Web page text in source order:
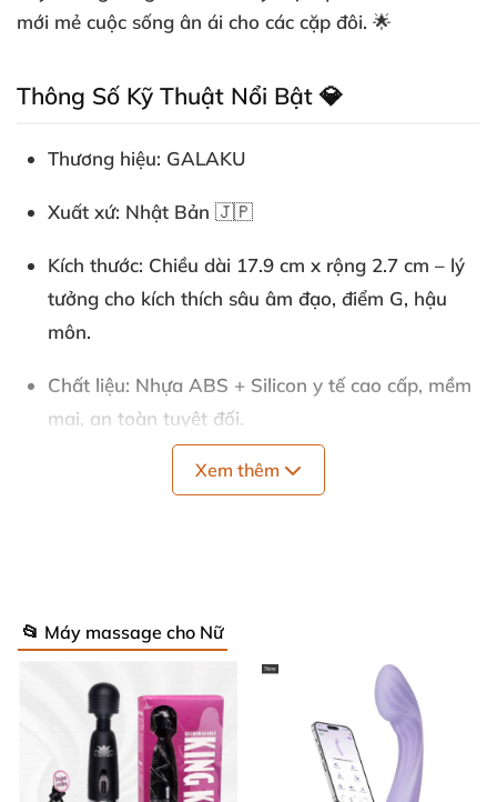
mới mẻ cuộc sống ân ái cho các cặp đôi. 🌟
Thông Số Kỹ Thuật Nổi Bật 💎
Thương hiệu: GALAKU
Xuất xứ: Nhật Bản 🇯🇵
Kích thước: Chiều dài 17.9 cm x rộng 2.7 cm – lý
tưởng cho kích thích sâu âm đạo, điểm G, hậu
môn.
Chất liệu: Nhựa ABS + Silicon y tế cao cấp, mềm
mại, an toàn tuyệt đối.
: 20 mức đa dạng, từ nhẹ nhàng đến
Bảo hành: 6 tháng, bảo quản nơi khô ráo thoáng
Những thông số này biến Galaku Mini thành máy
rung âm đạo hoàn hảo, vượt trội so với các sản
phẩm thông thường. Thiết kế thanh mảnh giúp dễ
Xem thêm
📂 Máy massage cho Nữ